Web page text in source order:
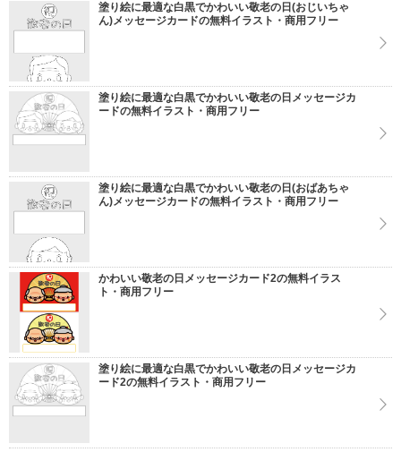
塗り絵に最適な白黒でかわいい敬老の日(おじいちゃ
ん)メッセージカードの無料イラスト・商用フリー
塗り絵に最適な白黒でかわいい敬老の日メッセージカ
ードの無料イラスト・商用フリー
塗り絵に最適な白黒でかわいい敬老の日(おばあちゃ
ん)メッセージカードの無料イラスト・商用フリー
かわいい敬老の日メッセージカード2の無料イラス
ト・商用フリー
塗り絵に最適な白黒でかわいい敬老の日メッセージカ
ード2の無料イラスト・商用フリー